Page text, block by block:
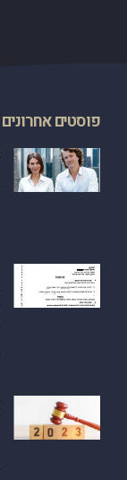
פוסטים אחרונים